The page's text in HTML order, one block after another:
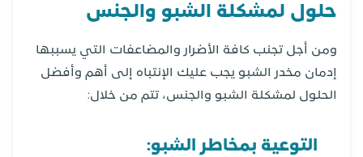
حلول لمشكلة الشبو والجنس
ومن أجل تجنب كافة الأضرار والمضاعفات التي يسببها
إدمان مخدر الشبو يجب عليك الإنتباه إلى أهم وأفضل
الحلول لمشكلة الشبو والجنس، تتم من خلال:
التوعية بمخاطر الشبو: